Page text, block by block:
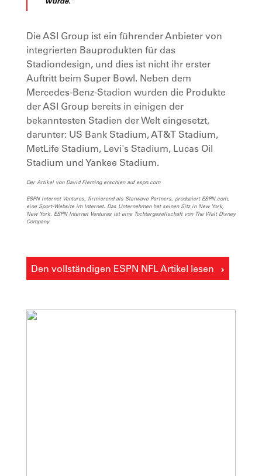
Die ASI Group ist ein führender Anbieter von
integrierten Bauprodukten für das
Stadiondesign, und dies ist nicht ihr erster
Auftritt beim Super Bowl. Neben dem
Mercedes-Benz-Stadion wurden die Produkte
der ASI Group bereits in einigen der
bekanntesten Stadien der Welt eingesetzt,
darunter: US Bank Stadium, AT&T Stadium,
MetLife Stadium, Levi's Stadium, Lucas Oil
Stadium und Yankee Stadium.
Der Artikel von David Fleming erschien auf espn.com
ESPN Internet Ventures, firmierend als Starwave Partners, produziert ESPN.com,
eine Sport-Website im Internet. Das Unternehmen hat seinen Sitz in New York,
New York. ESPN Internet Ventures ist eine Tochtergesellschaft von The Walt Disney
Company.
Den vollständigen ESPN NFL Artikel lesen